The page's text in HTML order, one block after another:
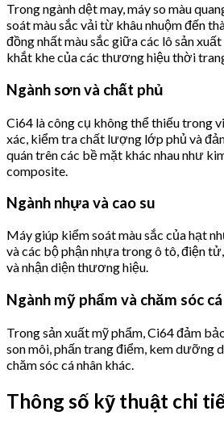
Trong ngành dệt may, máy so màu
soát màu sắc vải từ khâu nhuộm đến
đồng nhất màu sắc giữa các lô sản
khắt khe của các thương hiệu thời
Ngành sơn và chất phủ
Ci64 là công cụ không thể thiếu trong
xác, kiểm tra chất lượng lớp phủ và
quán trên các bề mặt khác nhau như
composite.
Ngành nhựa và cao su
Máy giúp kiểm soát màu sắc của hạt
và các bộ phận nhựa trong ô tô, điện
và nhận diện thương hiệu.
Ngành mỹ phẩm và chăm sóc
Trong sản xuất mỹ phẩm, Ci64 đảm
son môi, phấn trang điểm, kem dưỡng
chăm sóc cá nhân khác.
Thông số kỹ thuật chi